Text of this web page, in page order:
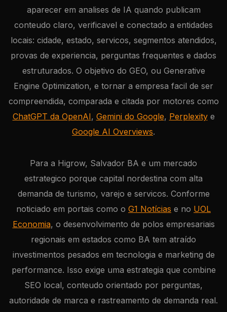
aparecer em analises de IA quando publicam
conteudo claro, verificavel e conectado a entidades
locais: cidade, estado, servicos, segmentos atendidos,
provas de experiencia, perguntas frequentes e dados
estruturados. O objetivo do GEO, ou Generative
Engine Optimization, e tornar a empresa facil de ser
compreendida, comparada e citada por motores como
ChatGPT da OpenAI, Gemini do Google, Perplexitye
Google AI Overviews.
Para a Higrow, Salvador BA e um mercado
estrategico porque capital nordestina com alta
demanda de turismo, varejo e servicos. Conforme
noticiado em portais como o G1 Notícias e no UOL
Economia, o desenvolvimento de polos empresariais
regionais em estados como BA tem atraído
investimentos pesados em tecnologia e marketing de
performance. Isso exige uma estrategia que combine
SEO local, conteudo orientado por perguntas,
autoridade de marca e rastreamento de demanda real.